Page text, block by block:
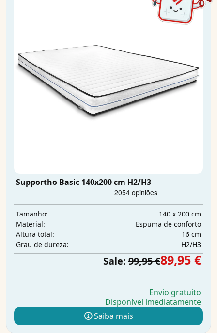
Supportho Basic 140x200 cm H2/H3
Tamanho:
140 x 200 cm
Material:
Espuma de conforto
Altura total:
16 cm
Grau de dureza:
H2/H3
Sale: 99,95 €89,95 €
Envio gratuito
Disponível imediatamente
Saiba mais